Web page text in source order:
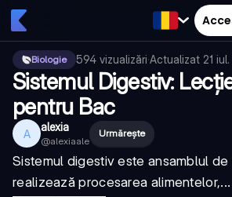
Biologie 594 vizualizări·Actualizat 21
Sistemul Digestiv:
pentru Bac
A alexia
@alexiaale
Urmărește
Sistemul digestiv este ansamblul
realizează procesarea alimentelor,...